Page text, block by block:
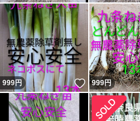
999円 いいね！
999円